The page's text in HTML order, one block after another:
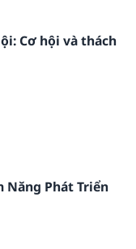
Cơ hội và thách
Năng Phát Triển